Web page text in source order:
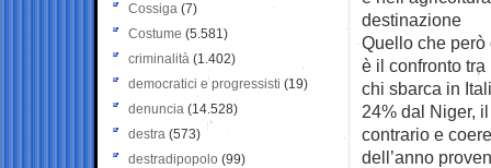
destinazione
Quello che però
è il confronto
chi sbarca in
24% dal Niger,
contrario e
dell’anno
Cossiga (7)
Costume (5.581)
criminalità (1.402)
democratici e progressisti (19)
denuncia (14.528)
destra (573)
destradipopolo (99)